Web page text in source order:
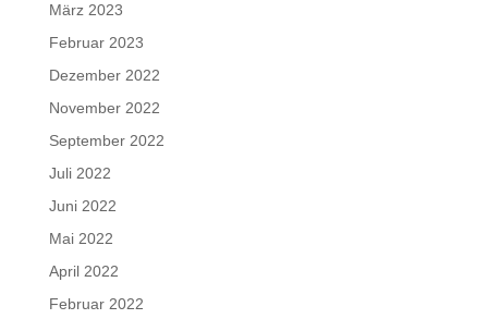
März 2023
Februar 2023
Dezember 2022
November 2022
September 2022
Juli 2022
Juni 2022
Mai 2022
April 2022
Februar 2022